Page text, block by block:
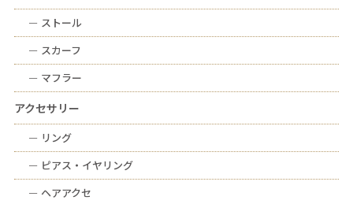
ー ストール
ー スカーフ
ー マフラー
アクセサリー
ー リング
ー ピアス・イヤリング
ー ヘアアクセ